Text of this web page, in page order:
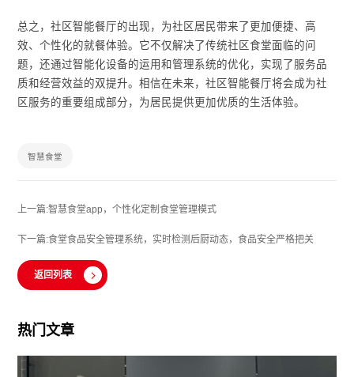
总之，社区智能餐厅的出现，为社区居民带来了更加便捷、高
效、个性化的就餐体验。它不仅解决了传统社区食堂面临的问
题，还通过智能化设备的运用和管理系统的优化，实现了服务品
质和经营效益的双提升。相信在未来，社区智能餐厅将会成为社
区服务的重要组成部分，为居民提供更加优质的生活体验。
智慧食堂
上一篇:智慧食堂app，个性化定制食堂管理模式
下一篇:食堂食品安全管理系统，实时检测后厨动态，食品安全严格把关
返回列表
热门文章